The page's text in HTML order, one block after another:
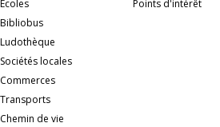
Ecoles
Bibliobus
Ludothèque
Sociétés locales
Commerces
Transports
Chemin de vie
Points d'intérêt